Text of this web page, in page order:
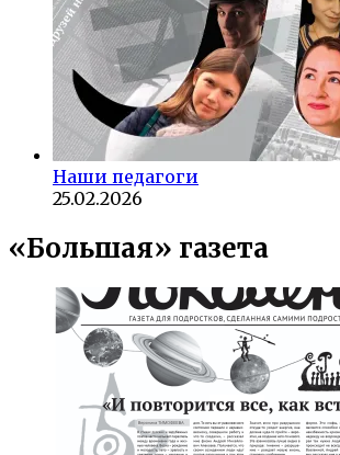
Наши педагоги
25.02.2026
«Большая» газета